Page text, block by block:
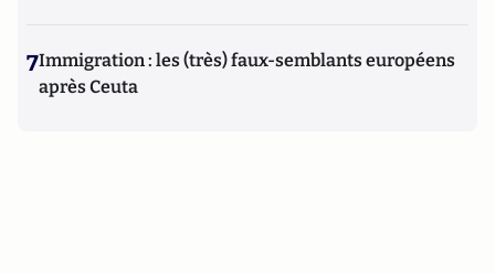
7Immigration : les (très) faux-semblants européens
après Ceuta